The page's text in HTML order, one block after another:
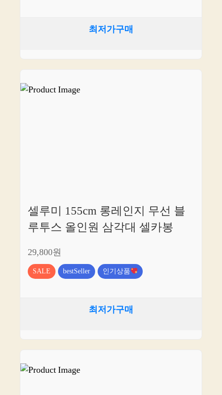
최저가구매
셀루미 155cm 롱레인지 무선 블
루투스 올인원 삼각대 셀카봉
29,800원
SALE bestSeller 인기상품
최저가구매